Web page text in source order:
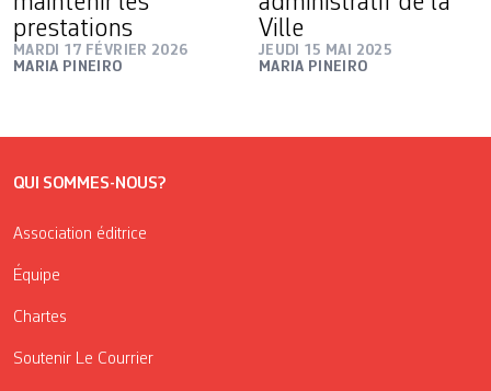
prestations
MARDI 17 FÉVRIER 2026
MARIA PINEIRO
Ville
JEUDI 15 MAI 2025
MARIA PINEIRO
QUI SOMMES-NOUS?
Association éditrice
Équipe
Chartes
Soutenir Le Courrier